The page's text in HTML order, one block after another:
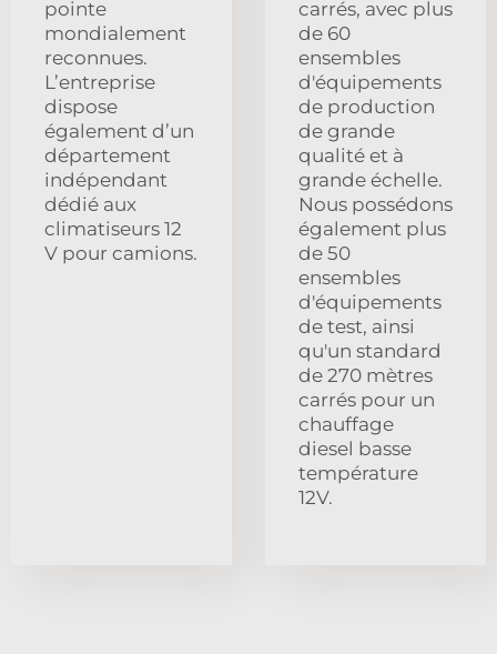
pointe
mondialement
reconnues.
L’entreprise
dispose
également d’un
département
indépendant
dédié aux
climatiseurs 12
V pour camions.
carrés, avec plus
de 60
ensembles
d'équipements
de production
de grande
qualité et à
grande échelle.
Nous possédons
également plus
de 50
ensembles
d'équipements
de test, ainsi
qu'un standard
de 270 mètres
carrés pour un
chauffage
diesel basse
température
12V.